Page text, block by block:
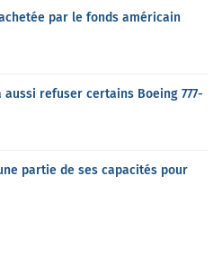
par le fonds américain
refuser certains Boeing 777-
partie de ses capacités pour